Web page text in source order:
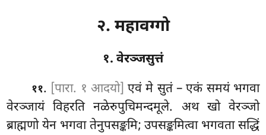
२. महावग्गो
१. वेरञ्जसुत्तं
११. [पारा. १ आदयो] एवंमे सुतं – एकं समयं भगवा
वेरञ्जायं विहरति नळेरुपुचिमन्दमूले. अथ खो वेरञ्जो
ब्राह्मणोयेन भगवा तेनुपसङ्कमि; उपसङ्कमित्वा भगवता सद्धिं